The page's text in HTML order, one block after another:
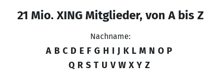
21 Mio. XING Mitglieder, von A bis Z
Nachname:
A B C D E F G H I J K L M N O P
Q R S T U V W X Y Z